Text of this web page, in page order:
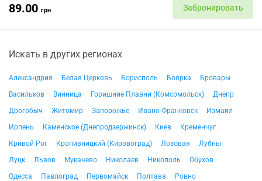
89.00 грн Забронировать
Искать в других регионах
Александрия Белая Церковь Борисполь Боярка
Бровары
Васильков
Винница Горишние Плавни (Комсомольск)
Днепр
Дрогобыч
Житомир Запорожье Ивано-Франковск
Измаил
Ирпень
Каменское (Днепродзержинск) Киев
Кременчуг
Кривой Рог
Кропивницкий (Кировоград) Лозовая
Лубны
Луцк
Львов Мукачево Николаев Никополь
Обухов
Одесса
Павлоград Первомайск Полтава
Ровно